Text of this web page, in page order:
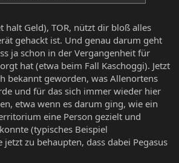
halt Geld), TOR, nützt dir bloß alles
gehackt ist. Und genau darum geht
ja schon in der Vergangenheit für
hat (etwa beim Fall Kaschoggi). Jetzt
bekannt geworden, was Allenortens
und für das sich immer wieder hier
etwa wenn es darum ging, wie ein
eine Person gezielt und
(typisches Beispiel
jetzt zu behaupten, dass dabei Pegasus